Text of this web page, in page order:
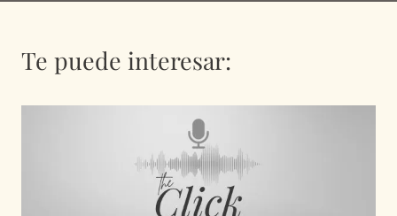
Te puede interesar: